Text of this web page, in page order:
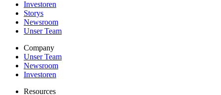
Investoren
Storys
Newsroom
Unser Team
Company
Unser Team
Newsroom
Investoren
Resources